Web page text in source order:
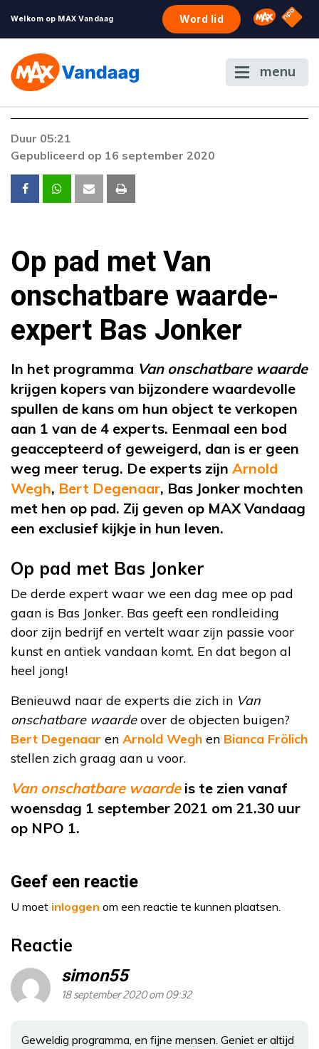
Welkom op MAX Vandaag Word lid Omroep
NPO
menu
Duur 05:21
Gepubliceerd op 16 september 2020
Op pad met Van
onschatbare waarde-
expert Bas Jonker
In het programma Van onschatbare waarde
krijgen kopers van bijzondere waardevolle
spullen de kans om hun object te verkopen
aan 1 van de 4 experts. Eenmaal een bod
geaccepteerd of geweigerd, dan is er geen
weg meer terug. De experts zijn Arnold
Wegh, Bert Degenaar, Bas Jonker mochten
met hen op pad. Zij geven op MAX Vandaag
een exclusief kijkje in hun leven.
Op pad met Bas Jonker
De derde expert waar we een dag mee op pad
gaan is Bas Jonker. Bas geeft een rondleiding
door zijn bedrijf en vertelt waar zijn passie voor
kunst en antiek vandaan komt. En dat begon al
heel jong!
Benieuwd naar de experts die zich in Van
onschatbare waardeover de objecten buigen?
Bert Degenaar en Arnold Wegh en Bianca Frölich
stellen zich graag aan u voor.
Van onschatbare waarde is te zien vanaf
woensdag 1 september 2021 om 21.30 uur
op NPO 1.
Geef een reactie
U moet inloggen om een reactie te kunnen plaatsen.
Reactie
simon55
18 september 2020 om 09:32
Geweldig programma, en fijne mensen. Geniet er altijd